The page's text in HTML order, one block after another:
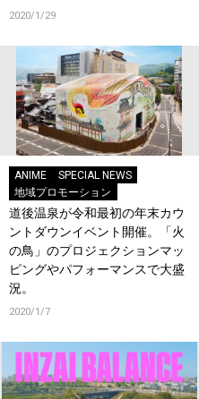
2020/1/29
ANIME
SPECIAL NEWS
地域プロモーション
道後温泉が令和最初の年末カウ
ントダウンイベント開催。「火
の鳥」のプロジェクションマッ
ピングやパフォーマンスで大盛
況。
2020/1/7